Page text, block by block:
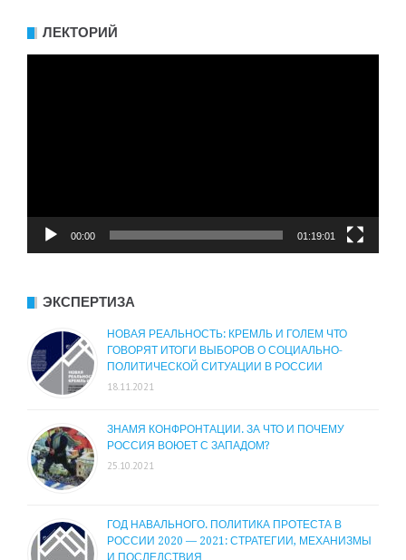
ЛЕКТОРИЙ
00:00 01:19:01
ЭКСПЕРТИЗА
НОВАЯ РЕАЛЬНОСТЬ: КРЕМЛЬ И ГОЛЕМ ЧТО
ГОВОРЯТ ИТОГИ ВЫБОРОВ О СОЦИАЛЬНО-
ПОЛИТИЧЕСКОЙ СИТУАЦИИ В РОССИИ
18.11.2021
ЗНАМЯ КОНФРОНТАЦИИ. ЗА ЧТО И ПОЧЕМУ
РОССИЯ ВОЮЕТ С ЗАПАДОМ?
25.10.2021
ГОД НАВАЛЬНОГО. ПОЛИТИКА ПРОТЕСТА В
РОССИИ 2020 — 2021: СТРАТЕГИИ, МЕХАНИЗМЫ
И ПОСЛЕДСТВИЯ